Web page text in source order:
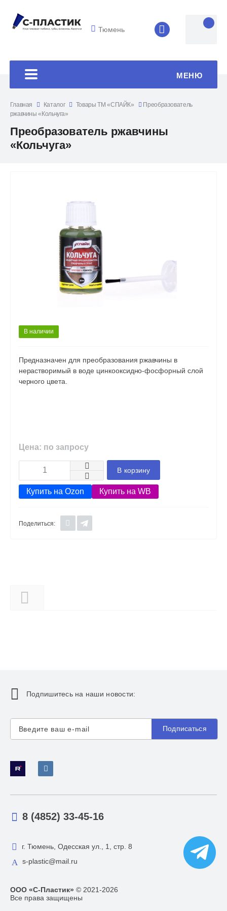
Тюмень 8 (4852) 33-
МЕНЮ
Главная Каталог Товары ТМ «СПАЙК»
Преобразователь
ржавчины «Кольчуга»
Преобразователь ржавчины
«Кольчуга»
В наличии
Предназначен для преобразования ржавчины в
нерастворимый в воде цинкооксидно-фосфорный слой
черного цвета.
Цена: по запросу
В корзину
Купить на Ozon Купить на WB
Поделиться:
Подпишитесь на наши новости:
Подписаться
8 (4852) 33-45-16
г. Тюмень, Одесская ул., 1, стр. 8
s-plastic@mail.ru
ООО «С-Пластик» © 2021-2026
Все права защищены